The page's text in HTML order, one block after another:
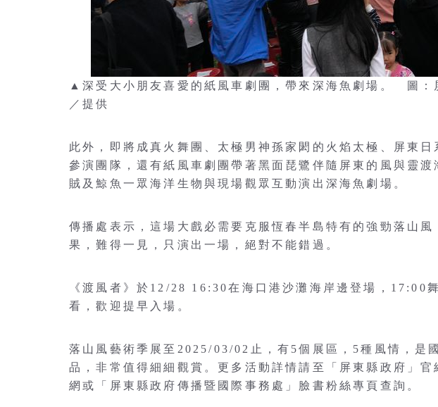
▲深受大小朋友喜愛的紙風車劇團，帶來深海魚劇場。 圖：
／提供
此外，即將成真火舞團、太極男神孫家閎的火焰太極、屏東
參演團隊，還有紙風車劇團帶著黑面琵鷺伴隨屏東的風與靈
賊及鯨魚一眾海洋生物與現場觀眾互動演出深海魚劇場。
傳播處表示，這場大戲必需要克服恆春半島特有的強勁落山
果，難得一見，只演出一場，絕對不能錯過。
《渡風者》於12/28 16:30在海口港沙灘海岸邊登場，17:00
看，歡迎提早入場。
落山風藝術季展至2025/03/02止，有5個展區，5種風情，是
品，非常值得細細觀賞。更多活動詳情請至「屏東縣政府」
網或「屏東縣政府傳播暨國際事務處」臉書粉絲專頁查詢。